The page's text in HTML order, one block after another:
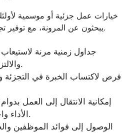
يبحثون عن المرونة، مع توفير تجربة قيمة ودخل إضافي.
جداول زمنية مرنة لاستيعاب
والالتزامات المختلفة.
فرص لاكتساب الخبرة في التجزئة
إمكانية الانتقال إلى العمل
الأداء واحتياجات العمل.
الوصول إلى فوائد الموظفين